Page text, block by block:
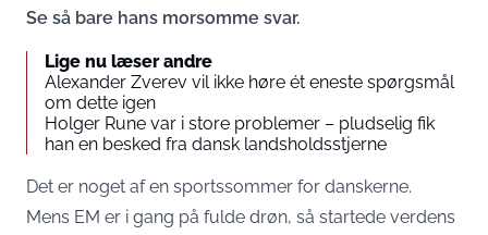
Se så bare hans morsomme svar.
Lige nu læser andre
Alexander Zverev vil ikke høre ét eneste spørgsmål
om dette igen
Holger Rune var i store problemer – pludselig fik
han en besked fra dansk landsholdsstjerne
Det er noget af en sportssommer for danskerne.
Mens EM er i gang på fulde drøn, så startede verdens